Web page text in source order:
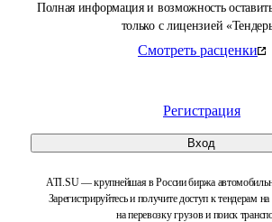
Полная информация и возможность
только с лицензией
Смотреть расценки
Регистрация
Вход
ATI.SU — крупнейшая в России биржа
Зарегистрируйтесь и получите доступ к тендерам
на перевозку грузов и поиск